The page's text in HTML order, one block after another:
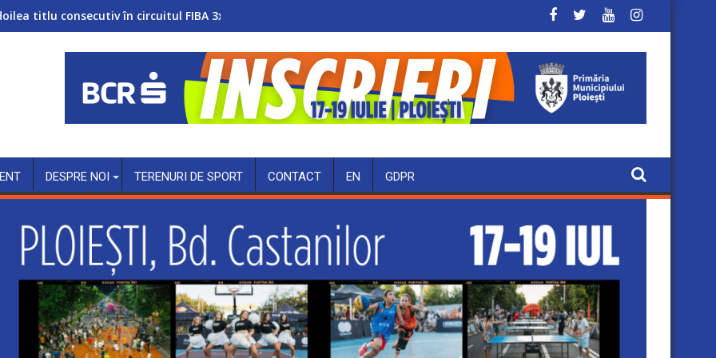
titlu consecutiv în circuitul FIBA 3x3 Women’s Series
DESPRE NOI TERENURI DE SPORT CONTACT EN GDPR